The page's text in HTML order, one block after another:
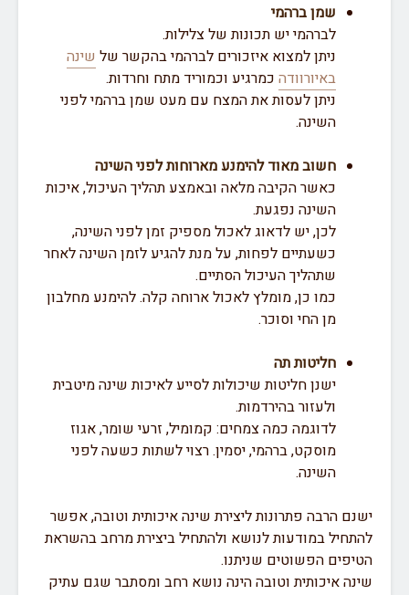
שמן ברהמי
לברהמי יש תכונות של צלילות.
ניתן למצוא איזכורים לברהמי בהקשר של שינה
באיורוודה כמרגיע וכמוריד מתח וחרדות.
ניתן לעסות את המצח עם מעט שמן ברהמי לפני
השינה.
חשוב מאוד להימנע מארוחות לפני השינה
כאשר הקיבה מלאה ובאמצע תהליך העיכול, איכות
השינה נפגעת.
לכן, יש לדאוג לאכול מספיק זמן לפני השינה,
כשעתיים לפחות, על מנת להגיע לזמן השינה לאחר
שתהליך העיכול הסתיים.
כמו כן, מומלץ לאכול ארוחה קלה. להימנע מחלבון
מן החי וסוכר.
חליטות תה
ישנן חליטות שיכולות לסייע לאיכות שינה מיטבית
ולעזור בהירדמות.
לדוגמה כמה צמחים: קמומיל, זרעי שומר, אגוז
מוסקט, ברהמי, יסמין. רצוי לשתות כשעה לפני
השינה.
ישנם הרבה פתרונות ליצירת שינה איכותית וטובה, אפשר
להתחיל במודעות לנושא ולהתחיל ביצירת מרחב בהשראת
הטיפים הפשוטים שניתנו.
שינה איכותית וטובה הינה נושא רחב ומסתבר שגם עתיק